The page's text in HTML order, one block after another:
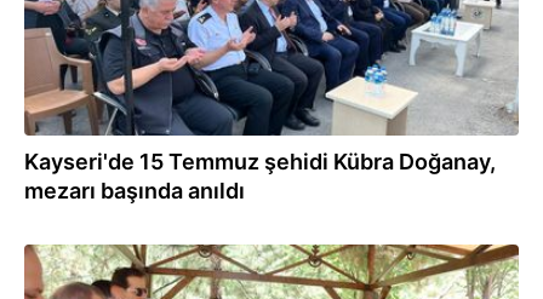
Kayseri'de 15 Temmuz şehidi Kübra Doğanay,
mezarı başında anıldı
12.07.2024